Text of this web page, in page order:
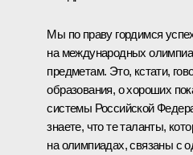
Мы по праву гордимся
на международных
предметам. Это, кстати,
образования, о хороших
системы Российской
знаете, что те таланты,
на олимпиадах, связаны с